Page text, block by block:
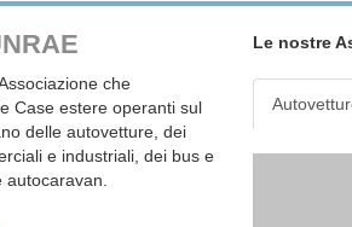
che
Case estere operanti sul
delle autovetture, dei
e industriali, dei bus e
Le nostre